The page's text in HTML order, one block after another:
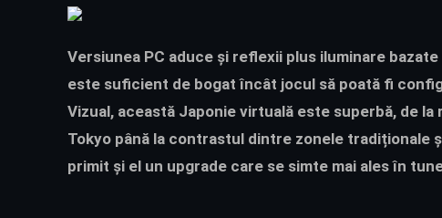
Versiunea PC aduce și reflexii plus iluminare
este suficient de bogat încât jocul să poată fi
Vizual, această Japonie virtuală este superbă, de
Tokyo până la contrastul dintre zonele tradiționale
primit și el un upgrade care se simte mai ales în